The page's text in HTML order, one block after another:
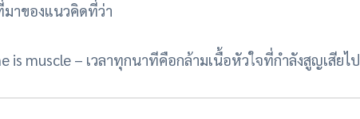
าของแนวคิดที่ว่า
is muscle – เวลาทุกนาทีคือกล้ามเนื้อหัวใจที่กำลังสูญเสียไป